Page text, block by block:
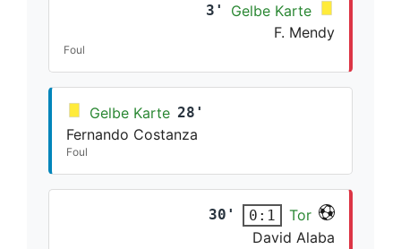
3'
Gelbe Karte
F. Mendy
Foul
Gelbe Karte 28'
Fernando Costanza
Foul
30' 0:1
Tor
David Alaba